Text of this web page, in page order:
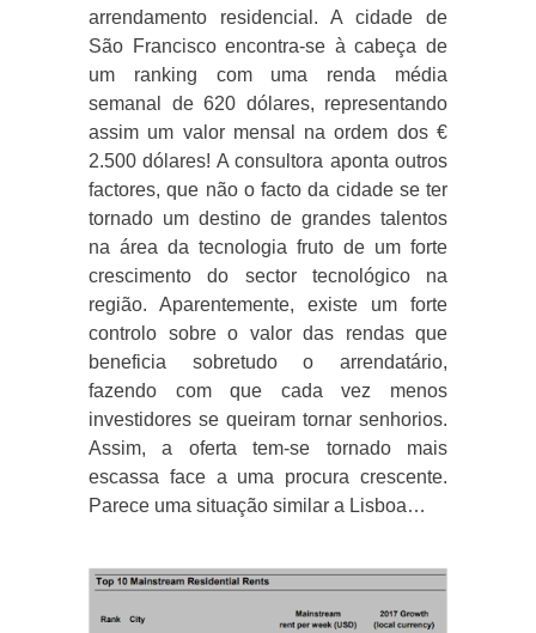
arrendamento residencial. A cidade de
São Francisco encontra-se à cabeça de
um ranking com uma renda média
semanal de 620 dólares, representando
assim um valor mensal na ordem dos €
2.500 dólares! A consultora aponta outros
factores, que não o facto da cidade se ter
tornado um destino de grandes talentos
na área da tecnologia fruto de um forte
crescimento do sector tecnológico na
região. Aparentemente, existe um forte
controlo sobre o valor das rendas que
beneficia sobretudo o arrendatário,
fazendo com que cada vez menos
investidores se queiram tornar senhorios.
Assim, a oferta tem-se tornado mais
escassa face a uma procura crescente.
Parece uma situação similar a Lisboa…